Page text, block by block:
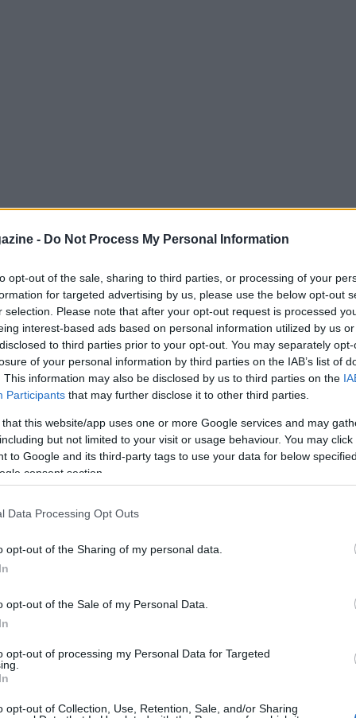
- Do Not Process My Personal Information
opt-out of the sale, sharing to third parties, or processing of your
for targeted advertising by us, please use the below opt-out
selection. Please note that after your opt-out request is processed
interest-based ads based on personal information utilized by us
to third parties prior to your opt-out. You may separately
of your personal information by third parties on the IAB’s list of
This information may also be disclosed by us to third parties on the
Participants that may further disclose it to other third parties.
that this website/app uses one or more Google services and may
but not limited to your visit or usage behaviour. You may
to Google and its third-party tags to use your data for below
consent section.
Data Processing Opt Outs
opt-out of the Sharing of my personal data.
opt-out of the Sale of my Personal Data.
opt-out of processing my Personal Data for Targeted
opt-out of Collection, Use, Retention, Sale, and/or Sharing
Montmelò ha consegnato una griglia che
Russellha ottenuto la pole position con un
Hamilton si è fermato a soli 64 millesimi
ha vissuto emozioni contrapposte:
pesante per la squadra causato
4.